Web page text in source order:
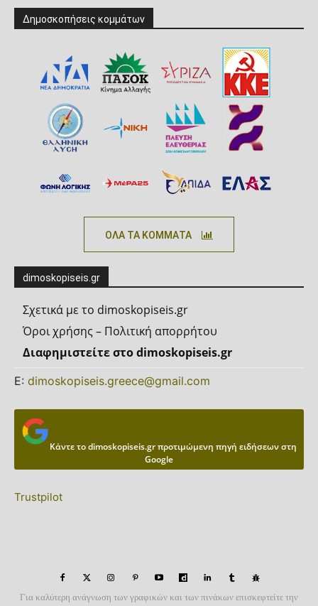
Δημοσκοπήσεις κομμάτων
ΟΛΑ ΤΑ ΚΟΜΜΑΤΑ
dimoskopiseis.gr
Σχετικά με το dimoskopiseis.gr
Όροι χρήσης – Πολιτική απορρήτου
Διαφημιστείτε στο dimoskopiseis.gr
Ε: dimoskopiseis.greece@gmail.com
Κάντε το dimoskopiseis.gr προτιμώμενη πηγή ειδήσεων στη
Google
Trustpilot
Για καλύτερη ανάγνωση των γραφικών και των πινάκων επισκεφτείτε την